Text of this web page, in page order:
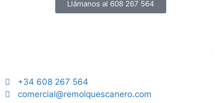
Llámanos al 608 267 564
+34 608 267 564
comercial@remolquescanero.com